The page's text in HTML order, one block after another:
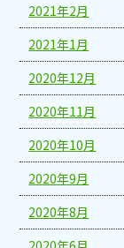
2021年2月
2021年1月
2020年12月
2020年11月
2020年10月
2020年9月
2020年8月